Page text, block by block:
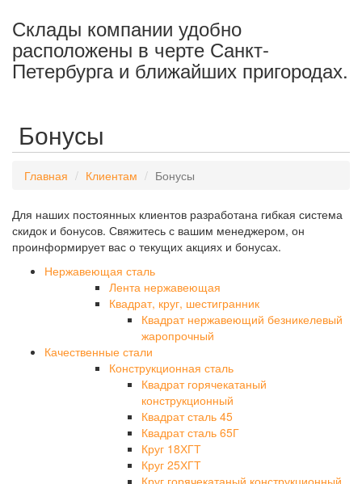
Склады компании удобно
расположены в черте Санкт-
Петербурга и ближайших пригородах.
Бонусы
Главная Клиентам Бонусы
Для наших постоянных клиентов разработана гибкая система
скидок и бонусов. Свяжитесь с вашим менеджером, он
проинформирует вас о текущих акциях и бонусах.
Нержавеющая сталь
Лента нержавеющая
Квадрат, круг, шестигранник
Квадрат нержавеющий безникелевый
жаропрочный
Качественные стали
Конструкционная сталь
Квадрат горячекатаный
конструкционный
Квадрат сталь 45
Квадрат сталь 65Г
Круг 18ХГТ
Круг 25ХГТ